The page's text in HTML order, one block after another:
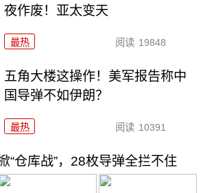
夜作废！亚太变天
最热 阅读 19848
五角大楼这操作！美军报告称中
国导弹不如伊朗？
最热 阅读 10391
“仓库战”，28枚导弹全拦不住